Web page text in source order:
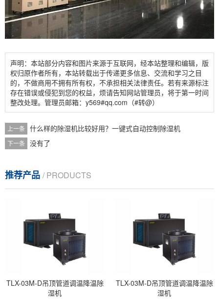
声明：本站部分内容和图片来源于互联网，经本站整理和编辑，版
权归原作者所有，本站转载出于传递更多信息、交流和学习之目
的，不做商用不拥有所有权，不承担相关法律责任。若有来源标注
存在错误或侵犯到您的权益，烦请告知网站管理员，将于第一时间
整改处理。管理员邮箱：y569#qq.com（#转@）
上一条 什么样的除湿机比较好用？一键式自动控制除湿机
下一条 没有了
推荐产品 / PRODUCTS
TLX-03M-D吊顶管道调温降温除
湿机
TLX-03M-D吊顶管道调温降温除
湿机